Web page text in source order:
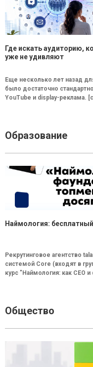
Где искать аудиторию,
уже не удивляют
Еще несколько лет назад
было достаточно
YouTube и display-реклама.
Образование
Наймология:
Рекрутинговое агентство
системой Core (входят в
курс "Наймология: как СEO
Общество